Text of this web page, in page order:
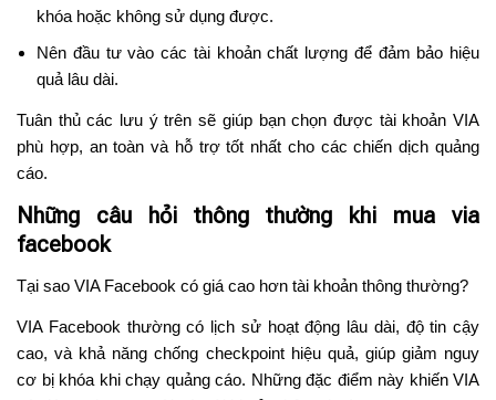
khóa hoặc không sử dụng được.
Nên đầu tư vào các tài khoản chất lượng để đảm bảo hiệu
quả lâu dài.
Tuân thủ các lưu ý trên sẽ giúp bạn chọn được tài khoản VIA
phù hợp, an toàn và hỗ trợ tốt nhất cho các chiến dịch quảng
cáo.
Những câu hỏi thông thường khi mua via
facebook
Tại sao VIA Facebook có giá cao hơn tài khoản thông thường?
VIA Facebook thường có lịch sử hoạt động lâu dài, độ tin cậy
cao, và khả năng chống checkpoint hiệu quả, giúp giảm nguy
cơ bị khóa khi chạy quảng cáo. Những đặc điểm này khiến VIA